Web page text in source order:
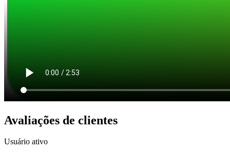
Avaliações de clientes
Usuário ativo